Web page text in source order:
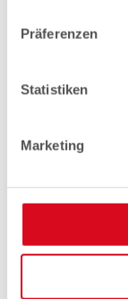
Präferenzen
Statistiken
Marketing